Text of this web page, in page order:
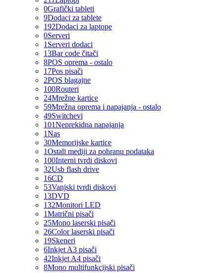
0Grafički tableti
9Dodaci za tablete
192Dodaci za laptope
0Serveri
1 Serveri dodaci
13Bar code čitači
8POS oprema - ostalo
17Pos pisači
2POS blagajne
100Routeri
24Mrežne kartice
59Mrežna oprema i napajanja - ostalo
49Switchevi
101Neprekidna napajanja
1Nas
30Memorijske kartice
1Ostali mediji za pohranu podataka
100Interni tvrdi diskovi
32Usb flash drive
16CD
53Vanjski tvrdi diskovi
13DVD
132Monitori LED
1Matrični pisači
25Mono laserski pisači
26Color laserski pisači
19Skeneri
6Inkjet A3 pisači
42Inkjet A4 pisači
8Mono multifunkcijski pisači